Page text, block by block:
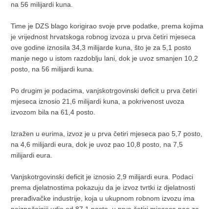
na 56 milijardi kuna.
Time je DZS blago korigirao svoje prve podatke, prema kojima
je vrijednost hrvatskoga robnog izvoza u prva četiri mjeseca
ove godine iznosila 34,3 milijarde kuna, što je za 5,1 posto
manje nego u istom razdoblju lani, dok je uvoz smanjen 10,2
posto, na 56 milijardi kuna.
Po drugim je podacima, vanjskotrgovinski deficit u prva četiri
mjeseca iznosio 21,6 milijardi kuna, a pokrivenost uvoza
izvozom bila na 61,4 posto.
Izražen u eurima, izvoz je u prva četiri mjeseca pao 5,7 posto,
na 4,6 milijardi eura, dok je uvoz pao 10,8 posto, na 7,5
milijardi eura.
Vanjskotrgovinski deficit je iznosio 2,9 milijardi eura. Podaci
prema djelatnostima pokazuju da je izvoz tvrtki iz djelatnosti
prerađivačke industrije, koja u ukupnom robnom izvozu ima